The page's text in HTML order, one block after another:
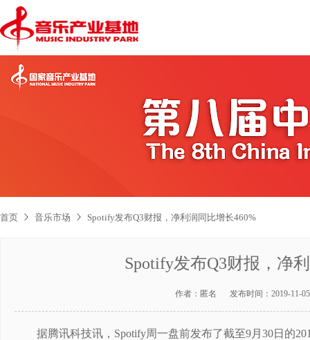
首页 音乐市场 Spotify发布Q3财报，净利润同比增长460%
Spotify发布Q3财报，净
作者： 匿名 发布时间： 2019-11-05
据腾讯科技讯，Spotify周一盘前发布了截至9月30日的